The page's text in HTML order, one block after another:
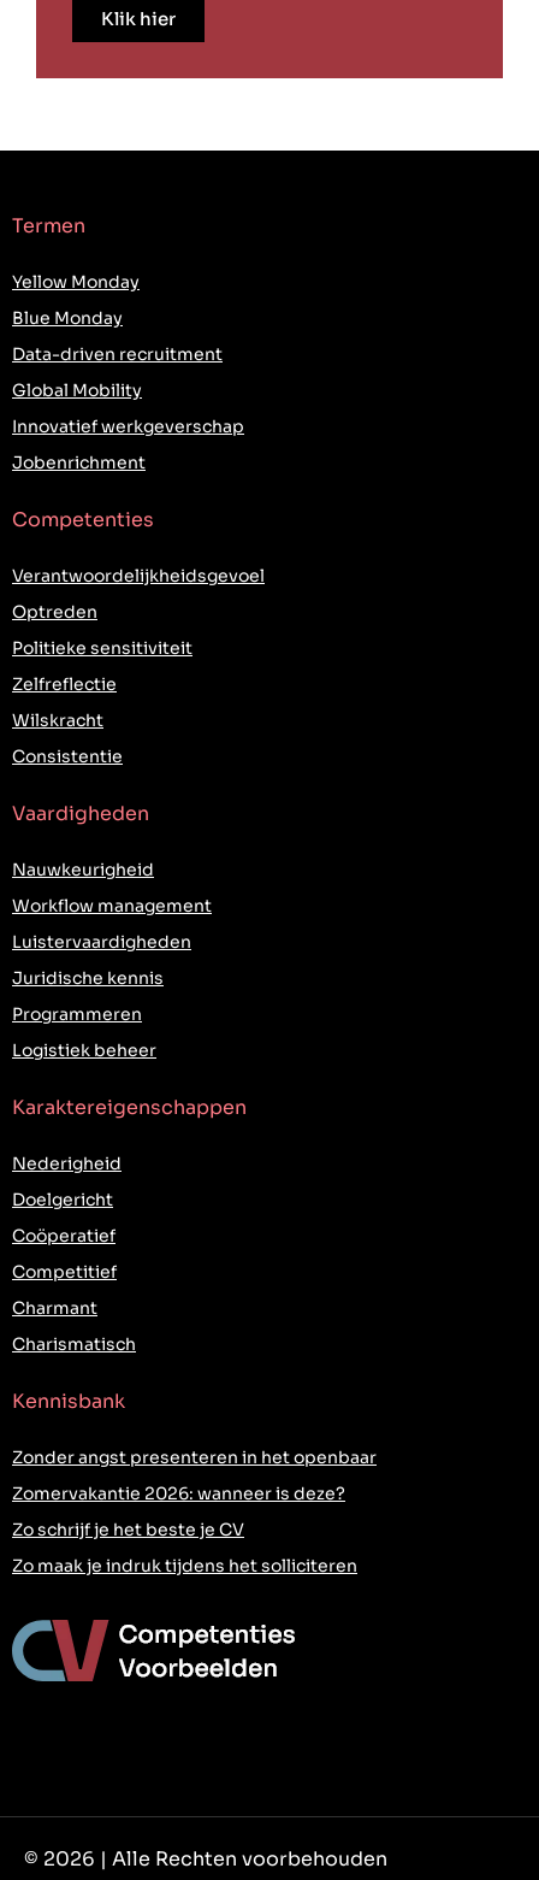
Klik hier
Termen
Yellow Monday
Blue Monday
Data-driven recruitment
Global Mobility
Innovatief werkgeverschap
Jobenrichment
Competenties
Verantwoordelijkheidsgevoel
Optreden
Politieke sensitiviteit
Zelfreflectie
Wilskracht
Consistentie
Vaardigheden
Nauwkeurigheid
Workflow management
Luistervaardigheden
Juridische kennis
Programmeren
Logistiek beheer
Karaktereigenschappen
Nederigheid
Doelgericht
Coöperatief
Competitief
Charmant
Charismatisch
Kennisbank
Zonder angst presenteren in het openbaar
Zomervakantie 2026: wanneer is deze?
Zo schrijf je het beste je CV
Zo maak je indruk tijdens het solliciteren
© 2026 | Alle Rechten voorbehouden